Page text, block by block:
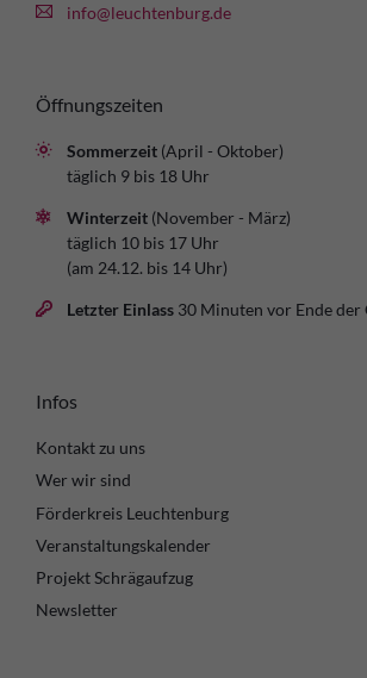
info@leuchtenburg.de
Öffnungszeiten
Sommerzeit (April - Oktober)
täglich 9 bis 18 Uhr
Winterzeit (November - März)
täglich 10 bis 17 Uhr
(am 24.12. bis 14 Uhr)
Letzter Einlass 30 Minuten vor Ende der
Infos
Kontakt zu uns
Wer wir sind
Förderkreis Leuchtenburg
Veranstaltungskalender
Projekt Schrägaufzug
Newsletter